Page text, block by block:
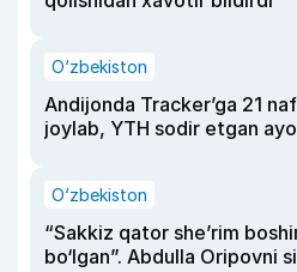
O‘zbekiston
Andijonda Tracker’ga 21
joylab, YTH sodir etgan
O‘zbekiston
“Sakkiz qator she’rim
bo‘lgan”. Abdulla Oripovni